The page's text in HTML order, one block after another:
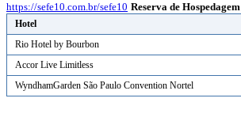
https://sefe10.com.br/sefe10 Reserva de Hospedagem
Hotel
Rio Hotel by Bourbon
Accor Live Limitless
WyndhamGarden São Paulo Convention Nortel